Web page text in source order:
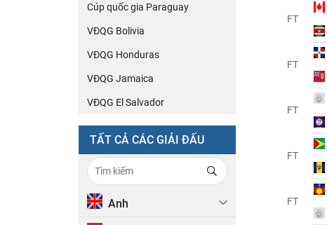
Cúp quốc gia Paraguay
VĐQG Bolivia
VĐQG Honduras
VĐQG Jamaica
VĐQG El Salvador
TẤT CẢ CÁC GIẢI ĐẤU
Anh
FT
FT
FT
FT
FT